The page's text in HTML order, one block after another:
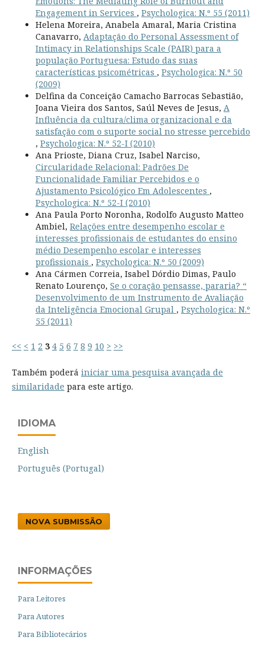
Engagement in Services , Psychologica: N.º 55 (2011)
Helena Moreira, Anabela Amaral, Maria Cristina
Canavarro, Adaptação do Personal Assessment of
Intimacy in Relationships Scale (PAIR) para a
população Portuguesa: Estudo das suas
características psicométricas , Psychologica: N.º 50
(2009)
Delfina da Conceição Camacho Barrocas Sebastião,
Joana Vieira dos Santos, Saúl Neves de Jesus, A
Influência da cultura/clima organizacional e da
satisfação com o suporte social no stresse percebido
, Psychologica: N.º 52-I (2010)
Ana Prioste, Diana Cruz, Isabel Narciso,
Circularidade Relacional: Padrões De
Funcionalidade Familiar Percebidos e o
Ajustamento Psicológico Em Adolescentes ,
Psychologica: N.º 52-I (2010)
Ana Paula Porto Noronha, Rodolfo Augusto Matteo
Ambiel, Relações entre desempenho escolar e
interesses profissionais de estudantes do ensino
médio Desempenho escolar e interesses
profissionais , Psychologica: N.º 50 (2009)
Ana Cármen Correia, Isabel Dórdio Dimas, Paulo
Renato Lourenço, Se o coração pensasse, pararia? “
Desenvolvimento de um Instrumento de Avaliação
da Inteligência Emocional Grupal , Psychologica: N.º
55 (2011)
<< < 1 2 3 4 5 6 7 8 9 10 > >>
Também poderá iniciar uma pesquisa avançada de
similaridade para este artigo.
IDIOMA
English
Português (Portugal)
NOVA SUBMISSÃO
INFORMAÇÕES
Para Leitores
Para Autores
Para Bibliotecários